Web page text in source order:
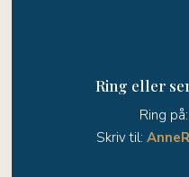
Ring eller
Ring på:
Skriv til: